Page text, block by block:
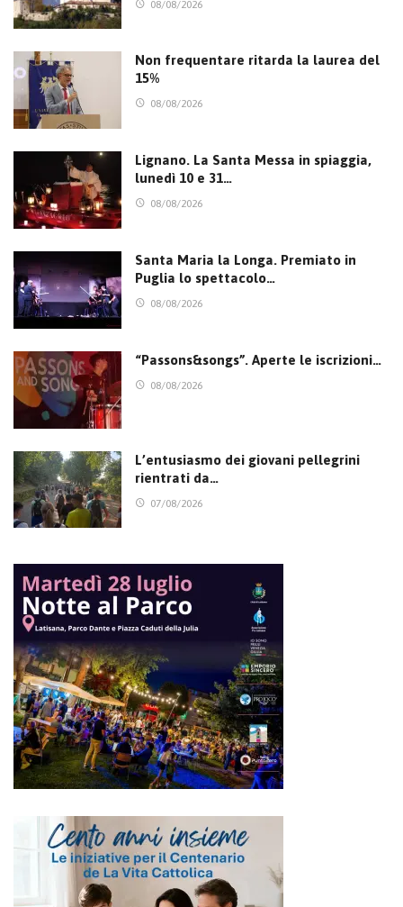
08/08/2026
Non frequentare ritarda la laurea del
15%
08/08/2026
Lignano. La Santa Messa in spiaggia,
lunedì 10 e 31…
08/08/2026
Santa Maria la Longa. Premiato in
Puglia lo spettacolo…
08/08/2026
“Passons&songs”. Aperte le iscrizioni…
08/08/2026
L’entusiasmo dei giovani pellegrini
rientrati da…
07/08/2026